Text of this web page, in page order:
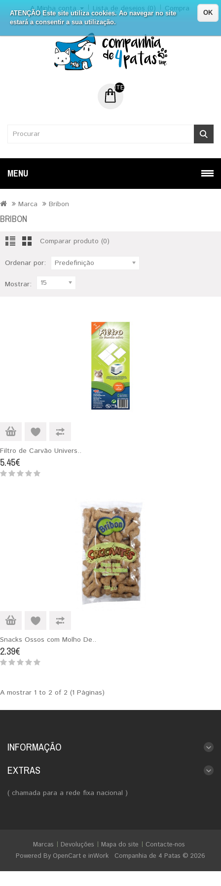
ATENÇÃO Este site utiliza cookies. Ao navegar no site
estará a consentir a sua utilização.
OK
A Minha conta Lista de desejos (0) Compra
ITEM (NS) DE 0 - 0.00€
MENU
Marca Bribon
BRIBON
Comparar produto (0)
Ordenar por: Predefinição
Mostrar: 15
Filtro de Carvão Univers..
5.45€
Snacks Ossos com Molho De..
2.39€
A mostrar 1 to 2 of 2 (1 Páginas)
INFORMAÇÃO
EXTRAS
( chamada para a rede fixa nacional )
Marcas Devoluções Mapa do site
Contacte-nos
Powered By OpenCart e inWork Companhia de 4 Patas © 2026